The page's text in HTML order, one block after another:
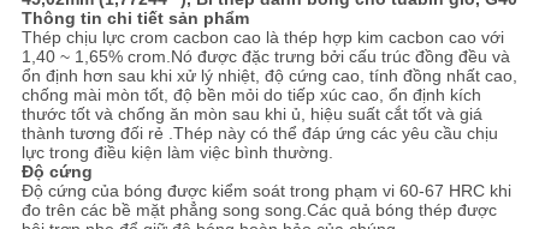
PRIVACY
POLICY
Thông tin chi tiết sản phẩm
Thép chịu lực crom cacbon cao là thép hợp kim cacbon cao với
1,40 ~ 1,65% crom.Nó được đặc trưng bởi cấu trúc đồng đều và
ổn định hơn sau khi xử lý nhiệt, độ cứng cao, tính đồng nhất cao,
chống mài mòn tốt, độ bền mỏi do tiếp xúc cao, ổn định kích
thước tốt và chống ăn mòn sau khi ủ, hiệu suất cắt tốt và giá
thành tương đối rẻ .Thép này có thể đáp ứng các yêu cầu chịu
lực trong điều kiện làm việc bình thường.
Độ cứng
Độ cứng của bóng được kiểm soát trong phạm vi 60-67 HRC khi
đo trên các bề mặt phẳng song song.Các quả bóng thép được